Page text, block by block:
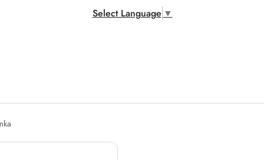
Select Language ▼